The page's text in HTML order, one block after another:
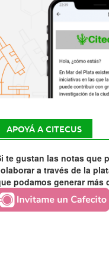
APOYÁ A CITECUS
te gustan las notas que
a través de la
podamos generar más